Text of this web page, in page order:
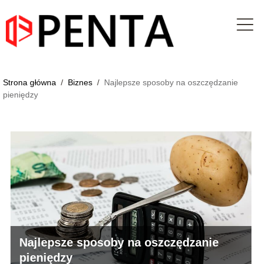
Strona główna / Biznes / Najlepsze sposoby na oszczędzanie
pieniędzy
Najlepsze sposoby na oszczędzanie
pieniędzy